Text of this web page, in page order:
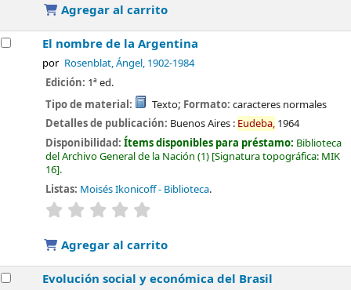
Agregar al carrito
El nombre de la Argentina
por Rosenblat, Ángel, 1902-1984
Edición: 1ª ed.
Tipo de material:
Texto; Formato: caracteres normales
Detalles de publicación: Buenos Aires : Eudeba, 1964
Disponibilidad:Ítems disponibles para préstamo: Biblioteca
del Archivo General de la Nación (1) Signatura topográfica: MIK
16 .
Listas: Moisés Ikonicoff - Biblioteca.
valoración
Agregar al carrito
Evolución social y económica del Brasil